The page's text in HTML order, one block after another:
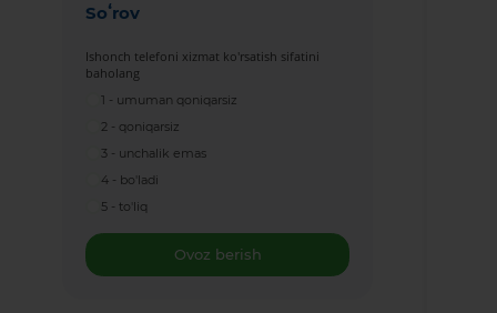
Soʻrov
Ishonch telefoni xizmat ko'rsatish sifatini
baholang
1 - umuman qoniqarsiz
2 - qoniqarsiz
3 - unchalik emas
4 - bo'ladi
5 - to'liq
Ovoz berish